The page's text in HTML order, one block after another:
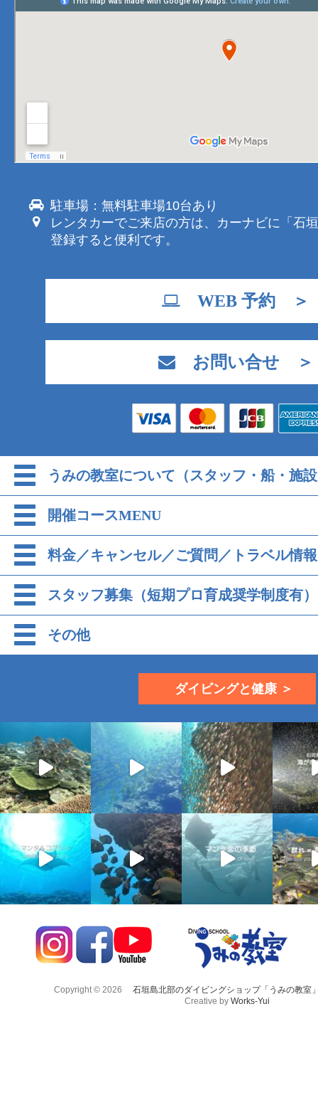
駐車場：無料駐車場10台あり
レンタカーでご来店の方は、カーナビに「石
登録すると便利です。
WEB 予約 ＞
お問い合せ ＞
うみの教室について（スタッフ・船・施
開催コースMENU
料金／キャンセル／ご質問／トラベル情報
スタッフ募集（短期プロ育成奨学制度有）
その他
ダイビングと健康 ＞
Copyright © 2026
石垣島北部のダイビングショップ「うみの教室
Creative by Works-Yui